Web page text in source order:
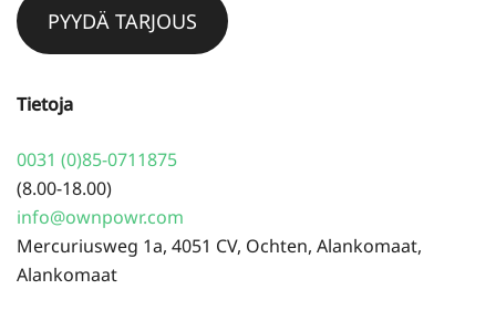
PYYDÄ TARJOUS
Tietoja
0031 (0)85-0711875
(8.00-18.00)
info@ownpowr.com
Mercuriusweg 1a, 4051 CV, Ochten, Alankomaat,
Alankomaat